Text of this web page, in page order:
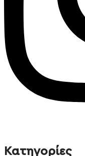
Κατηγορίες